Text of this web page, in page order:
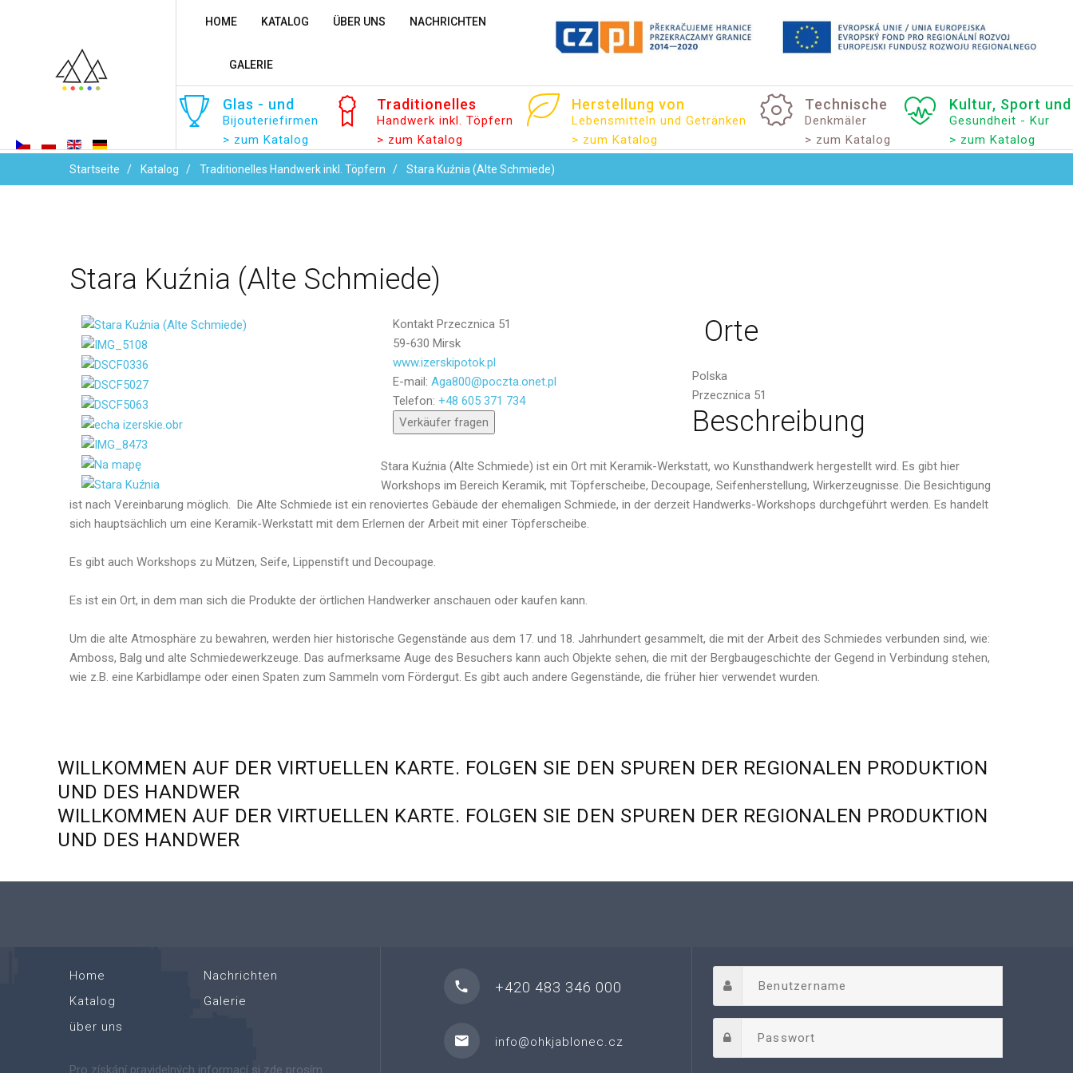
HOME KATALOG ÜBER UNS NACHRICHTEN
GALERIE
Glas - und
Bijouteriefirmen
> zum Katalog
Traditionelles
Handwerk inkl. Töpfern
> zum Katalog
Herstellung von
Lebensmitteln und Getränken
> zum Katalog
Technische
Denkmäler
> zum Katalog
Kultur, Sport und
Gesundheit - Kur
> zum Katalog
Startseite Katalog Traditionelles Handwerk inkl. Töpfern Stara Kuźnia (Alte Schmiede)
Stara Kuźnia (Alte Schmiede)
Kontakt Przecznica 51
59-630 Mirsk
www.izerskipotok.pl
E-mail: Aga800@poczta.onet.pl
Telefon: +48 605 371 734
Verkäufer fragen
Nachricht
Senden
Orte
Polska
Przecznica 51
Beschreibung
Stara Kuźnia (Alte Schmiede) ist ein Ort mit Keramik-Werkstatt, wo Kunsthandwerk hergestellt wird. Es gibt hier
Workshops im Bereich Keramik, mit Töpferscheibe, Decoupage, Seifenherstellung, Wirkerzeugnisse. Die Besichtigung
ist nach Vereinbarung möglich. Die Alte Schmiede ist ein renoviertes Gebäude der ehemaligen Schmiede, in der derzeit Handwerks-Workshops durchgeführt werden. Es handelt
sich hauptsächlich um eine Keramik-Werkstatt mit dem Erlernen der Arbeit mit einer Töpferscheibe.
Es gibt auch Workshops zu Mützen, Seife, Lippenstift und Decoupage.
Es ist ein Ort, in dem man sich die Produkte der örtlichen Handwerker anschauen oder kaufen kann.
Um die alte Atmosphäre zu bewahren, werden hier historische Gegenstände aus dem 17. und 18. Jahrhundert gesammelt, die mit der Arbeit des Schmiedes verbunden sind, wie:
Amboss, Balg und alte Schmiedewerkzeuge. Das aufmerksame Auge des Besuchers kann auch Objekte sehen, die mit der Bergbaugeschichte der Gegend in Verbindung stehen,
wie z.B. eine Karbidlampe oder einen Spaten zum Sammeln vom Fördergut. Es gibt auch andere Gegenstände, die früher hier verwendet wurden.
WILLKOMMEN AUF DER VIRTUELLEN KARTE. FOLGEN SIE DEN SPUREN DER REGIONALEN PRODUKTION
UND DES HANDWER
WILLKOMMEN AUF DER VIRTUELLEN KARTE. FOLGEN SIE DEN SPUREN DER REGIONALEN PRODUKTION
UND DES HANDWER
Home
Katalog
über uns
Nachrichten
Galerie
Pro získání pravidelných informací si zde prosím
+420 483 346 000
info@ohkjablonec.cz